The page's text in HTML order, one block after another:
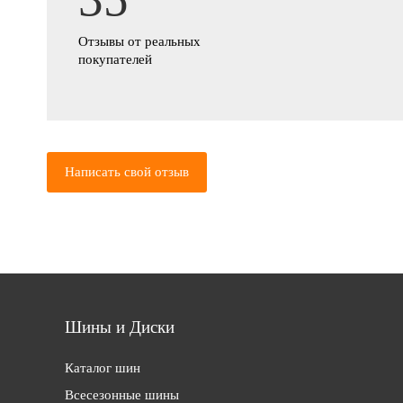
Отзывы от реальных
покупателей
Написать свой отзыв
Шины и Диски
Каталог шин
Всесезонные шины